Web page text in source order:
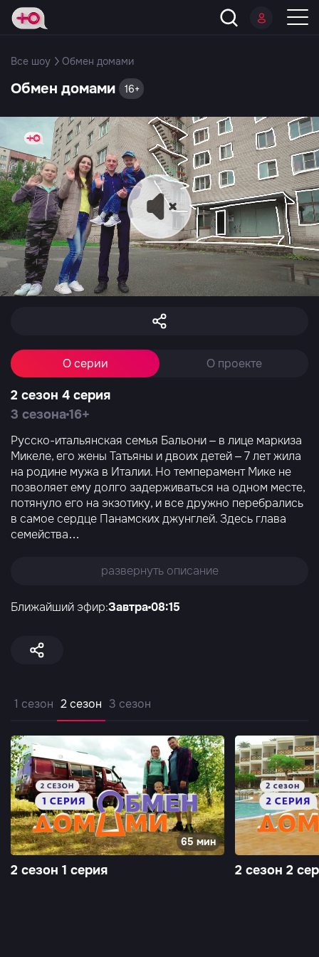
Все шоу Обмен домами
Обмен домами 16+
О серии О проекте
2 сезон 4 серия
3 сезона16+
Русско-итальянская семья Бальони – в лице маркиза
Микеле, его жены Татьяны и двоих детей – 7 лет жила
на родине мужа в Италии. Но темперамент Мике не
позволяет ему долго задерживаться на одном месте,
потянуло его на экзотику, и все дружно перебрались
в самое сердце Панамских джунглей. Здесь глава
семейства…
развернуть описание
Ближайший эфир:Завтра08:15
1 сезон 2 сезон 3 сезон
16+
65 мин
2 сезон 1 серия 2 сезон 2